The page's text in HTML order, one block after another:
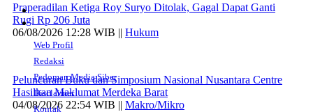
Praperadilan Ketiga Roy Suryo Ditolak, Gagal Dapat Ganti
Rugi Rp 206 Juta
06/08/2026 12:28 WIB || Hukum
Peluncuran Buku dan Simposium Nasional Nusantara Centre
Hasilkan Maklumat Merdeka Barat
04/08/2026 22:54 WIB || Makro/Mikro
Web Profil
Redaksi
Pedoman Media Siber
Disclaimer
Kontak